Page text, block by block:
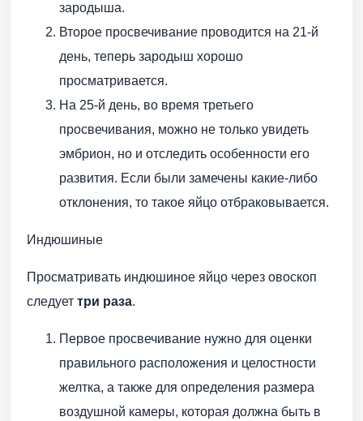
зародыша.
Второе просвечивание проводится на 21-й
день, теперь зародыш хорошо
просматривается.
На 25-й день, во время третьего
просвечивания, можно не только увидеть
эмбрион, но и отследить особенности его
развития. Если были замечены какие-либо
отклонения, то такое яйцо отбраковывается.
Индюшиные
Просматривать индюшиное яйцо через овоскоп
следует три раза.
Первое просвечивание нужно для оценки
правильного расположения и целостности
желтка, а также для определения размера
воздушной камеры, которая должна быть в